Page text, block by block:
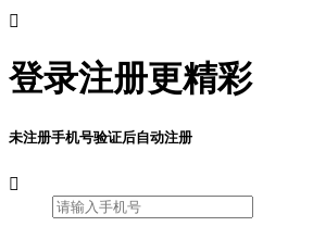

登录注册更精彩
未注册手机号验证后自动注册
